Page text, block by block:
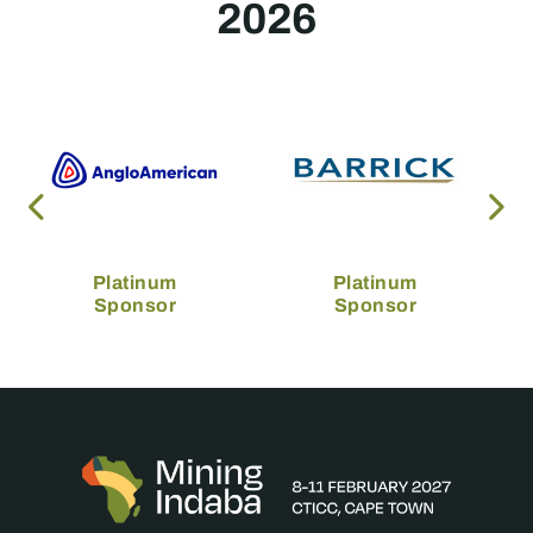
2026
Platinum
Sponsor
Platinum
Sponsor